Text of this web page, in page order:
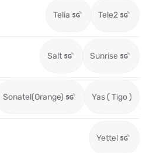
Telia Tele2
Salt Sunrise
Sonatel(Orange) Yas ( Tigo )
Yettel